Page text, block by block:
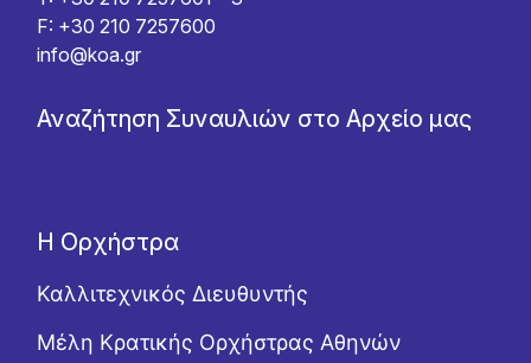
F: +30 210 7257600
info@koa.gr
Αναζήτηση Συναυλιών στο Αρχείο μας
Η Ορχήστρα
Καλλιτεχνικός Διευθυντής
Μέλη Κρατικής Ορχήστρας Αθηνών